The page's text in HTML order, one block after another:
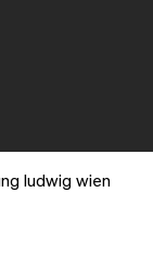
ludwig wien